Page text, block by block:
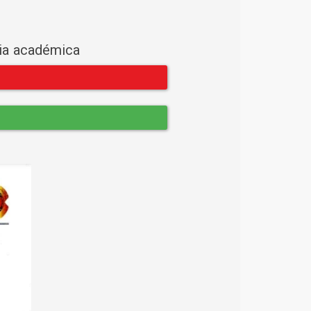
académica